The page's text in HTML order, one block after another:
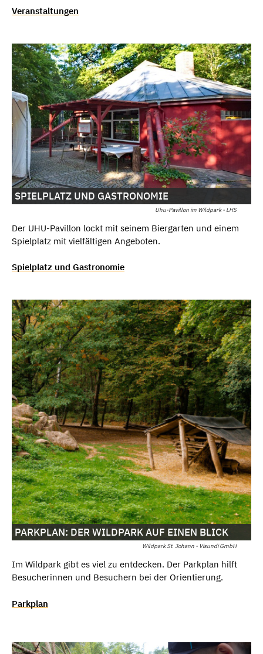
Veranstaltungen
Uhu-Pavillon im Wildpark - LHS
SPIELPLATZ UND GASTRONOMIE
Der UHU-Pavillon lockt mit seinem Biergarten und einem
Spielplatz mit vielfältigen Angeboten.
Spielplatz und Gastronomie
Wildpark St. Johann - Visundi GmbH
PARKPLAN: DER WILDPARK AUF EINEN BLICK
Im Wildpark gibt es viel zu entdecken. Der Parkplan hilft
Besucherinnen und Besuchern bei der Orientierung.
Parkplan